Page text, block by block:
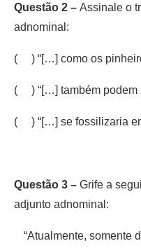
Questão 2 – Assinale o
adnominal:
( ) “[…] como os
( ) “[…] também podem
( ) “[…] se fossilizaria
Questão 3 – Grife a
adjunto adnominal:
“Atualmente, somente